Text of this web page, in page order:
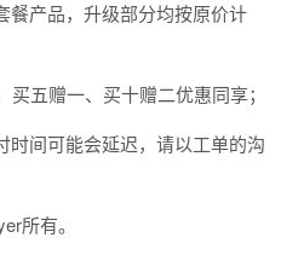
餐产品，升级部分均按原价计
买五赠一、买十赠二优惠同享；
时间可能会延迟，请以工单的沟
所有。